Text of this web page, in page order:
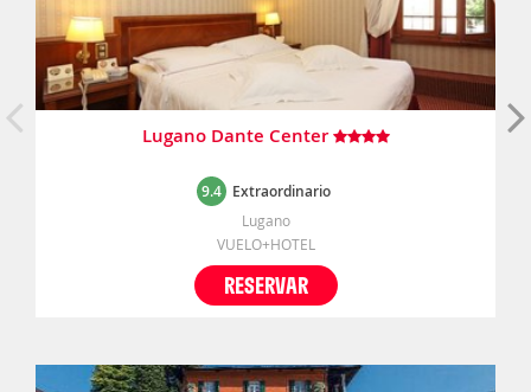
Lugano Dante Center
9.4 Extraordinario
Lugano
VUELO+HOTEL
RESERVAR